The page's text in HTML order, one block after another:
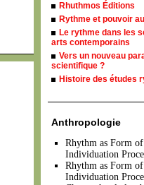
Rhuthmos Éditions
Rythme et pouvoir au
Le rythme dans les
arts contemporains
Vers un nouveau
scientifique ?
Histoire des études
Anthropologie
Rhythm as Form of
Individuation
Rhythm as Form of
Individuation